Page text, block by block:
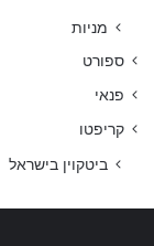
מניות
ספורט
פנאי
קריפטו
ביטקוין בישראל